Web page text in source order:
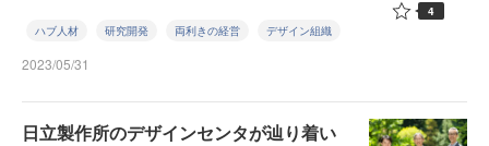
ハブ人材 研究開発 両利きの経営 デザイン組織
2023/05/31
4
日立製作所のデザインセンタが辿り着い